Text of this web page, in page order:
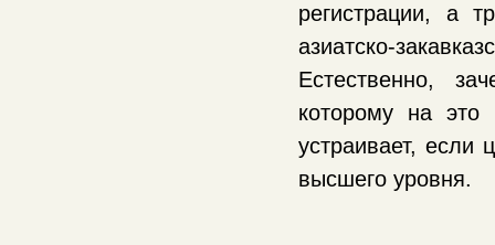
регистрации, а
азиатско-
Естественно,
которому на это
устраивает, если
высшего уровня.